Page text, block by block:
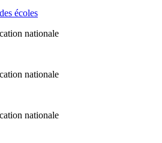
écoles
nationale
nationale
nationale